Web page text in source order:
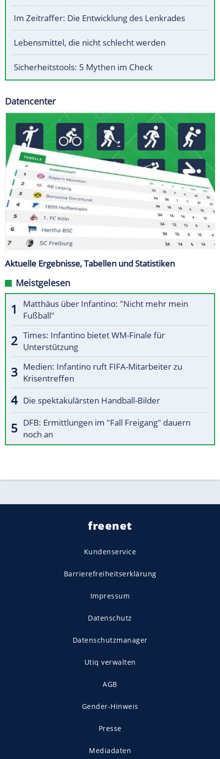
Im Zeitraffer: Die Entwicklung des Lenkrades
Lebensmittel, die nicht schlecht werden
Sicherheitstools: 5 Mythen im Check
Datencenter
Aktuelle Ergebnisse, Tabellen und Statistiken
Meistgelesen
Matthäus über Infantino: "Nicht mehr mein
Fußball"
Times: Infantino bietet WM-Finale für
Unterstützung
Medien: Infantino ruft FIFA-Mitarbeiter zu
Krisentreffen
Die spektakulärsten Handball-Bilder
DFB: Ermittlungen im "Fall Freigang" dauern
noch an
freenet
Kundenservice
Barrierefreiheitserklärung
Impressum
Datenschutz
Datenschutzmanager
Utiq verwalten
AGB
Gender-Hinweis
Presse
Mediadaten